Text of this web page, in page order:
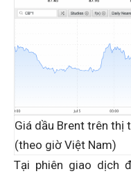
Giá dầu Brent trên
(theo giờ Việt Nam)
Tại phiên giao dịch